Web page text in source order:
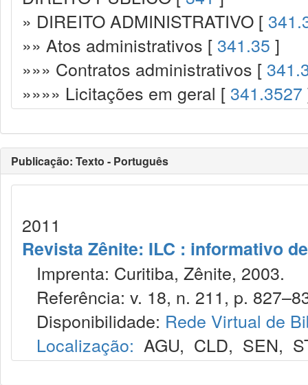
» DIREITO ADMINISTRATIVO [
»» Atos administrativos [ 341.35 ]
»»» Contratos administrativos [
»»»» Licitações em geral [ 341.3527
Publicação: Texto - Português
2011
Revista Zênite: ILC : informativo
Imprenta: Curitiba, Zênite, 2003.
Referência: v. 18, n. 211, p.
Disponibilidade: Rede Virtual de
Localização: AGU, CLD, SEN,